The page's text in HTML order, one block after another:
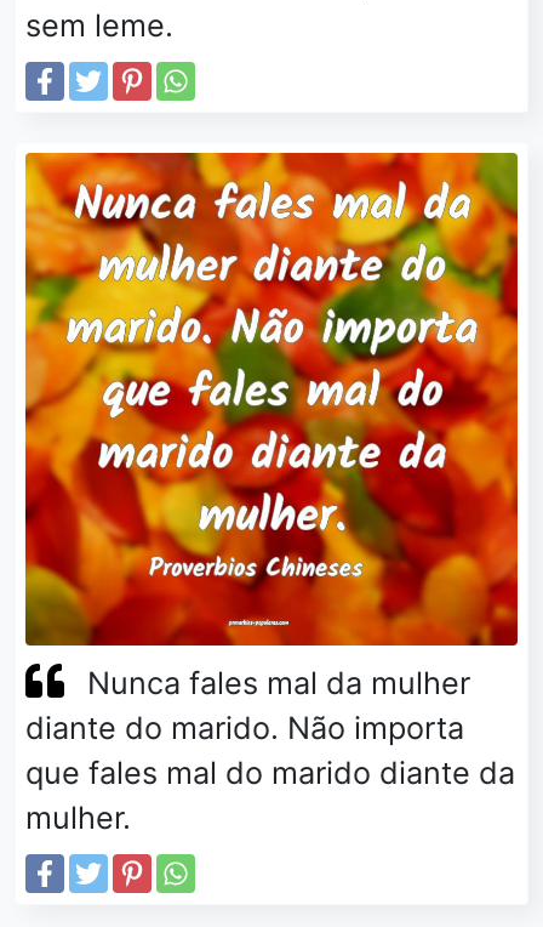
sem leme.
Nunca fales mal da mulher
diante do marido. Não importa
que fales mal do marido diante da
mulher.